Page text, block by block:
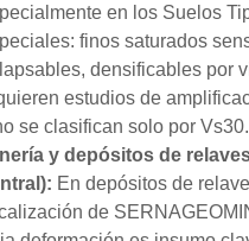
en los Suelos
finos saturados
densificables por
estudios de
se clasifican solo por Vs30.
y depósitos de
En depósitos de
de